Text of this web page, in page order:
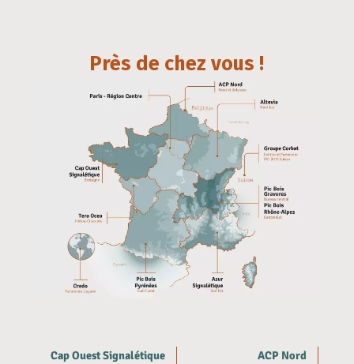
Près de chez vous !
Cap Ouest Signalétique ACP Nord